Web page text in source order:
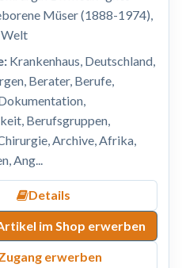
Müser (1888-1974),
Welt
Krankenhaus, Deutschland,
Berater, Berufe,
Berufsgruppen,
Archive, Afrika,
Ang...
Details
im Shop erwerben
erwerben